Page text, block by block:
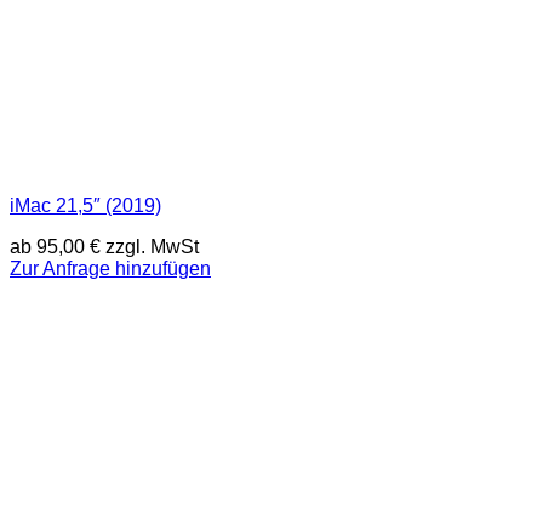
iMac 21,5″ (2019)
ab 95,00 € zzgl. MwSt
Zur Anfrage hinzufügen